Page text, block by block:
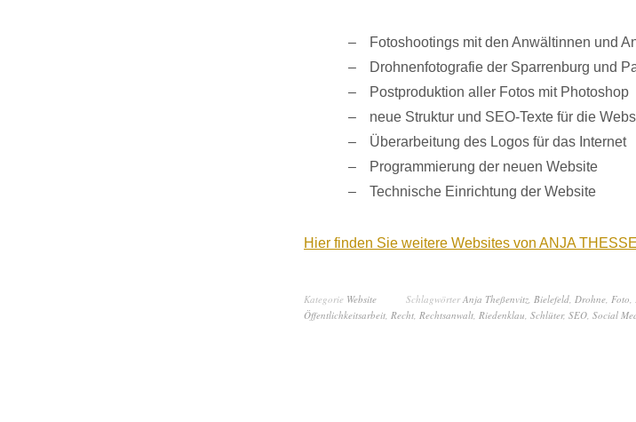
Fotoshootings mit den Anwältinnen und
Drohnenfotografie der Sparrenburg und
Postproduktion aller Fotos mit Photoshop
neue Struktur und SEO-Texte für die
Überarbeitung des Logos für das Internet
Programmierung der neuen Website
Technische Einrichtung der Website
Hier finden Sie weitere Websites von ANJA
Kategorie Website SchlagwörterAnja Theßenvitz, Bielefeld, Drohne, Foto,
Öffentlichkeitsarbeit, Recht, Rechtsanwalt, Riedenklau, Schlüter, SEO, Social